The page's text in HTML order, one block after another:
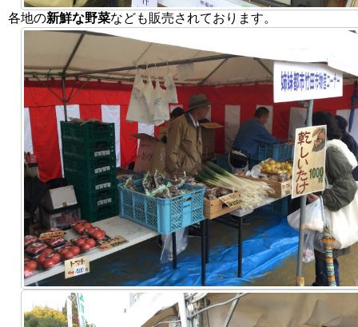
各地の新鮮な野菜なども販売されております。